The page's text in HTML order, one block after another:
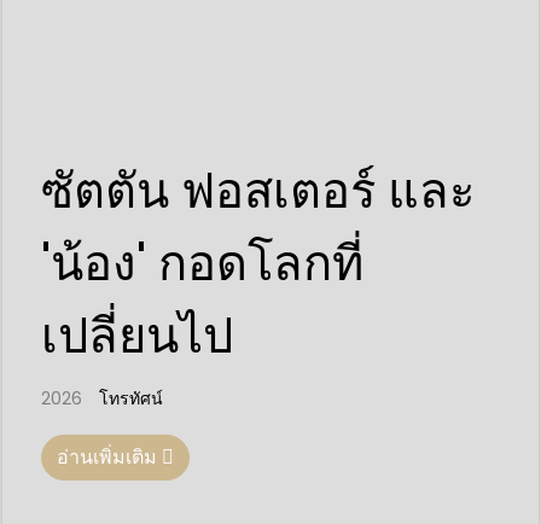
ซัตตัน ฟอสเตอร์ และ
'น้อง' กอดโลกที่
เปลี่ยนไป
2026 โทรทัศน์
อ่านเพิ่มเติม